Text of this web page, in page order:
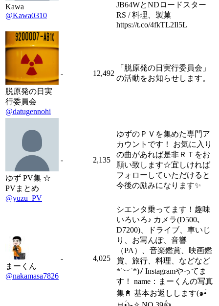
Kawa
@Kawa0310
JB64WとNDロードスター
RS / 料理、製菓
https://t.co/4fkTL2Il5L
脱原発の日実
行委員会
@datugennohi
- 12,492
「脱原発の日実行委員会」
の活動をお知らせします。
ゆず PV集 ☆
PVまとめ
@yuzu_PV
- 2,135
ゆずのＰＶを集めた専門ア
カウントです！ お気に入り
の曲があれば是非ＲＴをお
願い致します☆宜しければ
フォローしていただけると
今後の励みになります✨
まーくん
@nakamasa7826
- 4,025
シエンタ乗ってます！趣味
いろいろ♪ カメラ(D500､
D7200)、ドライブ、車いじ
り、お写んぽ、音響
（PA）、音楽鑑賞、映画鑑
賞、旅行、料理、などなど
*˙︶˙*)ﾉ Instagramやってま
す！ name：まーくんの写真
集📓 基本お返しします(๑•̀